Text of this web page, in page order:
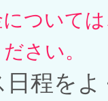
ついて
さい。
日程を